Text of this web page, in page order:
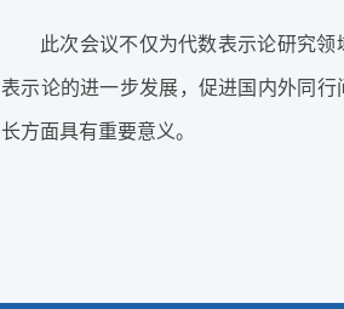
此次会议不仅为代数表示论研究
表示论的进一步发展，促进国内外同
长方面具有重要意义。